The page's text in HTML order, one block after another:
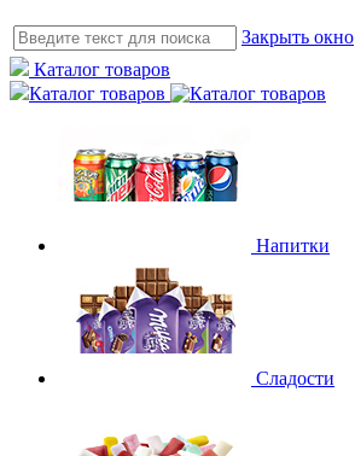
Закрыть окно
Каталог товаров
Каталог товаров
Напитки
Сладости